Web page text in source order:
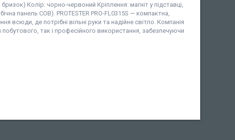
Колір: чорно-червоний Кріплення: магніт у підставці,
панель COB). PROTESTER PRO-FL0315S — компактна,
всюди, де потрібні вільні руки та надійне світло. Компанія
так і професійного використання, забезпечуючи